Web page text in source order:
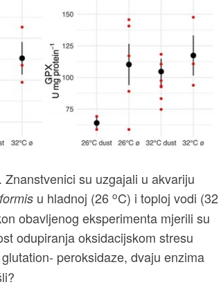
su uzgajali u akvariju
u hladnoj (26 oC) i toploj vodi (32
obavljenog eksperimenta mjerili su
odupiranja oksidacijskom stresu
peroksidaze, dvaju enzima